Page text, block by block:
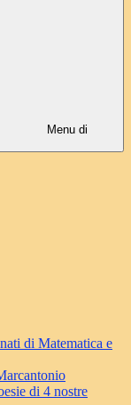
Menu di
di Matematica e
di 4 nostre